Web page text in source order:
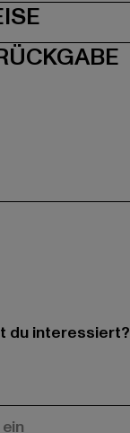
du interessiert?